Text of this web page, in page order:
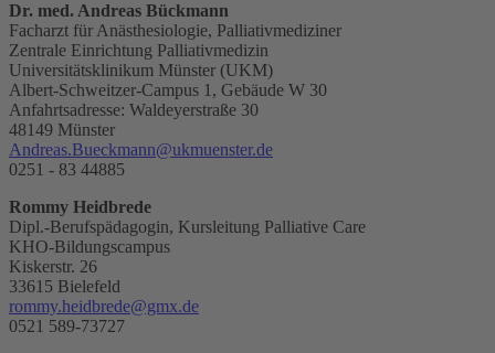
Dr. med. Andreas Bückmann
Facharzt für Anästhesiologie, Palliativmediziner
Zentrale Einrichtung Palliativmedizin
Universitätsklinikum Münster (UKM)
Albert-Schweitzer-Campus 1, Gebäude W 30
Anfahrtsadresse: Waldeyerstraße 30
48149 Münster
Andreas.Bueckmann@ukmuenster.de
0251 - 83 44885
Rommy Heidbrede
Dipl.-Berufspädagogin, Kursleitung Palliative Care
KHO-Bildungscampus
Kiskerstr. 26
33615 Bielefeld
rommy.heidbrede@gmx.de
0521 589-73727